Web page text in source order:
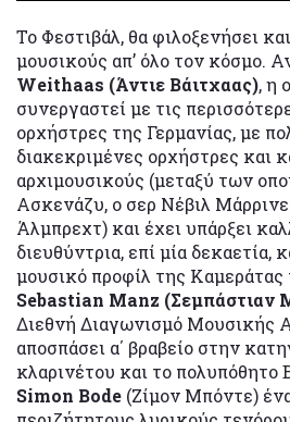
Το Φεστιβάλ, θα φιλοξενήσει
μουσικούς απ’ όλο τον κόσμο.
Weithaas (Άντιε Βάιτχαας), η
συνεργαστεί με τις
ορχήστρες της Γερμανίας, με
διακεκριμένες ορχήστρες και
αρχιμουσικούς (μεταξύ των
Ασκενάζυ, ο σερ Νέβιλ
Άλμπρεχτ) και έχει υπάρξει
διευθύντρια, επί μία δεκαετία,
μουσικό προφίλ της
Sebastian Manz (Σεμπάστιαν
Διεθνή Διαγωνισμό Μουσικής
αποσπάσει α΄ βραβείο στην
κλαρινέτου και το πολυπόθητο
Simon Bode (Ζίμον Μπόντε)